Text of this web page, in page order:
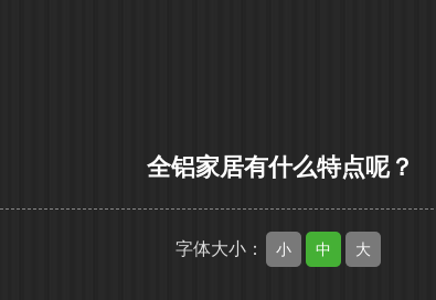
全铝家居有什么特点呢？
字体大小： 小 中 大